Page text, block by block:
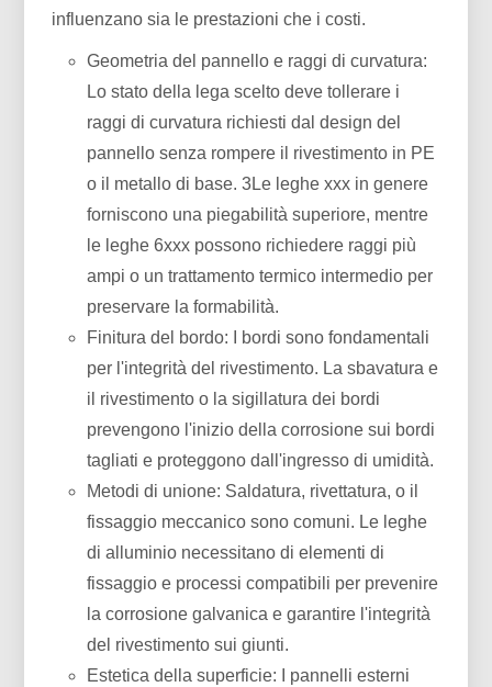
influenzano sia le prestazioni che i costi.
Geometria del pannello e raggi di curvatura:
Lo stato della lega scelto deve tollerare i
raggi di curvatura richiesti dal design del
pannello senza rompere il rivestimento in PE
o il metallo di base. 3Le leghe xxx in genere
forniscono una piegabilità superiore, mentre
le leghe 6xxx possono richiedere raggi più
ampi o un trattamento termico intermedio per
preservare la formabilità.
Finitura del bordo: I bordi sono fondamentali
per l'integrità del rivestimento. La sbavatura e
il rivestimento o la sigillatura dei bordi
prevengono l'inizio della corrosione sui bordi
tagliati e proteggono dall'ingresso di umidità.
Metodi di unione: Saldatura, rivettatura, o il
fissaggio meccanico sono comuni. Le leghe
di alluminio necessitano di elementi di
fissaggio e processi compatibili per prevenire
la corrosione galvanica e garantire l'integrità
del rivestimento sui giunti.
Estetica della superficie: I pannelli esterni